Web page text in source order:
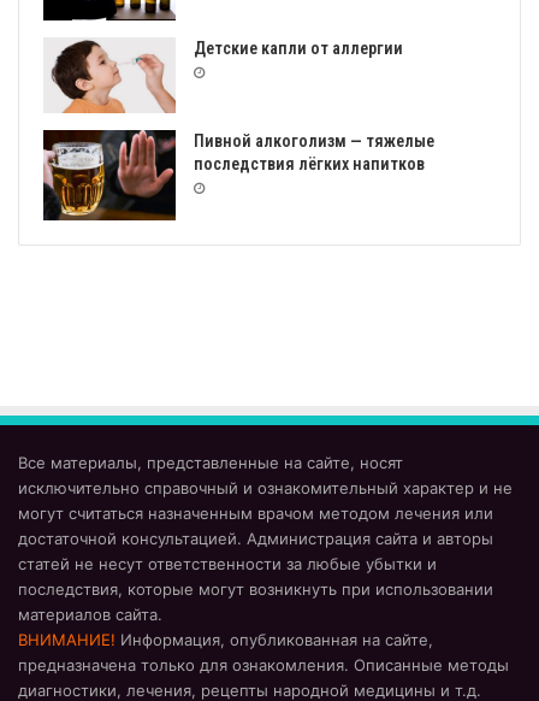
Детские капли от аллергии
Пивной алкоголизм — тяжелые
последствия лёгких напитков
Все материалы, представленные на сайте, носят
исключительно справочный и ознакомительный характер и не
могут считаться назначенным врачом методом лечения или
достаточной консультацией. Администрация сайта и авторы
статей не несут ответственности за любые убытки и
последствия, которые могут возникнуть при использовании
материалов сайта.
ВНИМАНИЕ! Информация, опубликованная на сайте,
предназначена только для ознакомления. Описанные методы
диагностики, лечения, рецепты народной медицины и т.д.